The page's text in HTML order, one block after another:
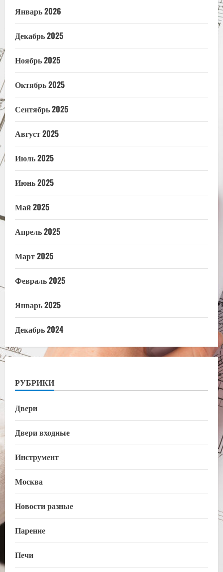
Январь 2026
Декабрь 2025
Ноябрь 2025
Октябрь 2025
Сентябрь 2025
Август 2025
Июль 2025
Июнь 2025
Май 2025
Апрель 2025
Март 2025
Февраль 2025
Январь 2025
Декабрь 2024
РУБРИКИ
Двери
Двери входные
Инструмент
Москва
Новости разные
Парение
Печи